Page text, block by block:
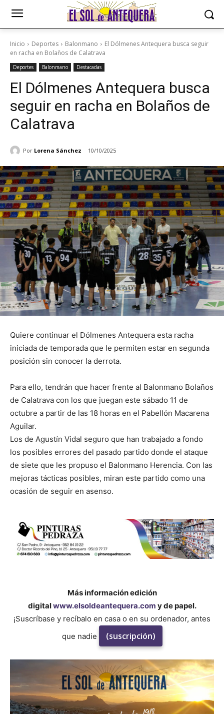
Inicio Deportes Balonmano
El Dólmenes Antequera busca seguir
en racha en Bolaños de Calatrava
Deportes Balonmano Destacadas
El Dólmenes Antequera busca
seguir en racha en Bolaños de
Calatrava
Por Lorena Sánchez 10/10/2025
Quiere continuar el Dólmenes Antequera esta racha
iniciada de temporada que le permiten estar en segunda
posición sin conocer la derrota.
Para ello, tendrán que hacer frente al Balonmano Bolaños
de Calatrava con los que juegan este sábado 11 de
octubre a partir de las 18 horas en el Pabellón Macarena
Aguilar.
Los de Agustín Vidal seguro que han trabajado a fondo
los posibles errores del pasado partido donde el ataque
de siete que les propuso el Balonmano Herencia. Con las
mejoras tácticas posibles, miran este partido como una
ocasión de seguir en asenso.
Más información edición
digitalwww.elsoldeantequera.com y de papel.
¡Suscríbase y recíbalo en casa o en su ordenador, antes
que nadie
(suscripción)